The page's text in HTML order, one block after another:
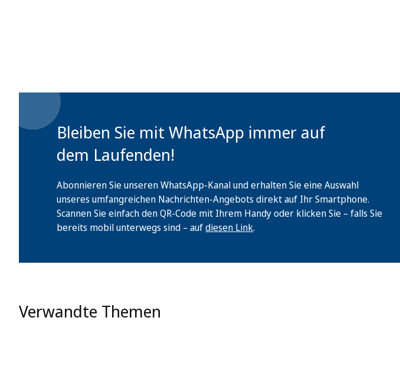
Bleiben Sie mit WhatsApp immer auf
dem Laufenden!
Abonnieren Sie unseren WhatsApp-Kanal und erhalten Sie eine Auswahl
unseres umfangreichen Nachrichten-Angebots direkt auf Ihr Smartphone.
Scannen Sie einfach den QR-Code mit Ihrem Handy oder klicken Sie – falls Sie
bereits mobil unterwegs sind – aufdiesen Link.
Verwandte Themen